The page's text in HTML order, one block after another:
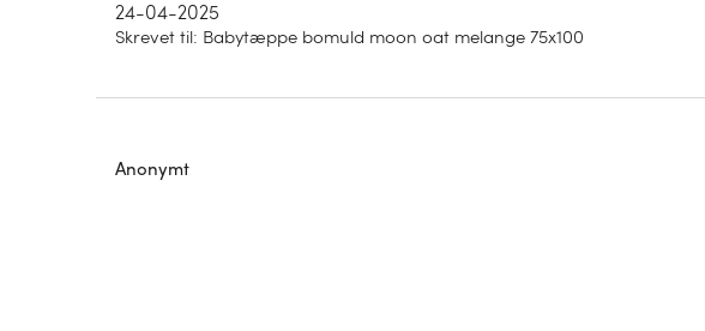
24-04-2025
Skrevet til: Babytæppe bomuld moon oat melange 75x100
Anonymt